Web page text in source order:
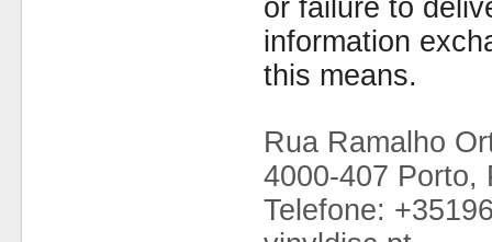
or failure to
information
this means.
Rua Ramalho
4000-407 Porto,
Telefone: